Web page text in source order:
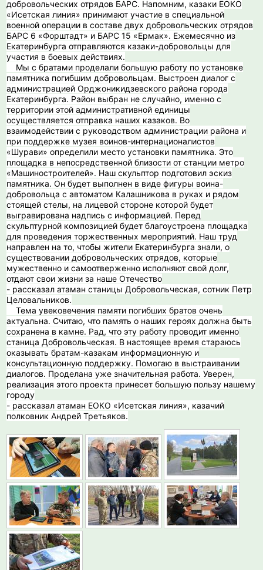
добровольческих отрядов БАРС. Напомним, казаки ЕОКО
«Исетская линия» принимают участие в специальной
военной операции в составе двух добровольческих отрядов
БАРС 6 «Форштадт» и БАРС 15 «Ермак». Ежемесячно из
Екатеринбурга отправляются казаки-добровольцы для
участия в боевых действиях.
Мы с братами проделали большую работу по установке
памятника погибшим добровольцам. Выстроен диалог с
администрацией Орджоникидзевского района города
Екатеринбурга. Район выбран не случайно, именно с
территории этой административной единицы
осуществляется отправка наших казаков. Во
взаимодействии с руководством администрации района и
при поддержке музея воинов-интернационалистов
«Шурави» определили место установки памятника. Это
площадка в непосредственной близости от станции метро
«Машиностроителей». Наш скульптор подготовил эскиз
памятника. Он будет выполнен в виде фигуры воина-
добровольца с автоматом Калашникова в руках и рядом
стоящей стелы, на лицевой стороне которой будет
выгравирована надпись с информацией. Перед
скульптурной композицией будет благоустроена площадка
для проведения торжественных мероприятий. Наш труд
направлен на то, чтобы жители Екатеринбурга знали, о
существовании добровольческих отрядов, которые
мужественно и самоотверженно исполняют свой долг,
отдают свои жизни за наше Отечество
- рассказал атаман станицы Добровольческая, сотник Петр
Целовальников.
️ Тема увековечения памяти погибших братов очень
актуальна. Считаю, что память о наших героях должна быть
сохранена в камне. Рад, что эту работу проводит именно
станица Добровольческая. В настоящее время стараюсь
оказывать братам-казакам информационную и
консультационную поддержку. Помогаю в выстраивании
диалогов. Проделана уже значительная работа. Уверен,
реализация этого проекта принесет большую пользу нашему
городу
- рассказал атаман ЕОКО «Исетская линия», казачий
полковник Андрей Третьяков.